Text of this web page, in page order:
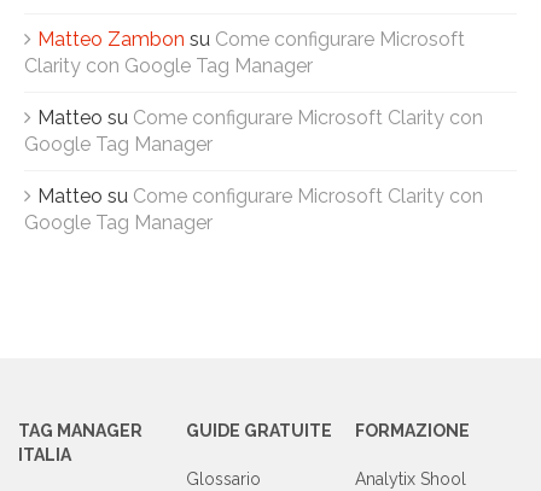
Matteo Zambon su Come configurare Microsoft
Clarity con Google Tag Manager
Matteo su Come configurare Microsoft Clarity con
Google Tag Manager
Matteo su Come configurare Microsoft Clarity con
Google Tag Manager
TAG MANAGER
ITALIA
GUIDE GRATUITE
Glossario
FORMAZIONE
Analytix Shool